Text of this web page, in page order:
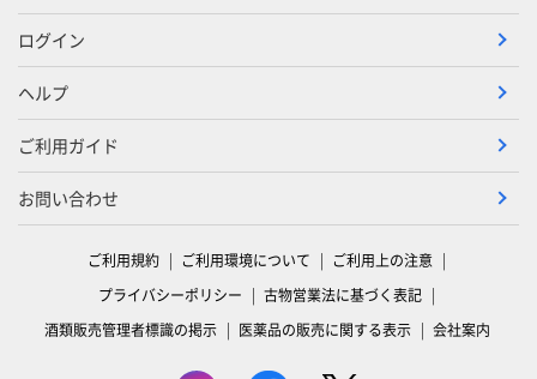
ログイン
ヘルプ
ご利用ガイド
お問い合わせ
ご利用規約 ご利用環境について
ご利用上の注意
プライバシーポリシー
古物営業法に基づく表記
酒類販売管理者標識の掲示
医薬品の販売に関する表示 会社案内